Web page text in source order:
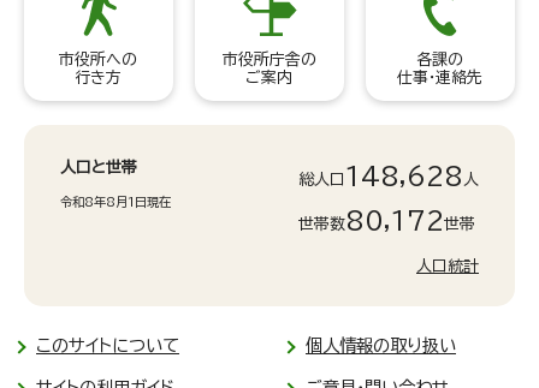
市役所への
行き方
市役所庁舎の
ご案内
各課の
仕事・連絡先
人口と世帯
令和8年8月1日現在
総人口 148,628 人
世帯数80,172世帯
人口統計
このサイトについて 個人情報の取り扱い